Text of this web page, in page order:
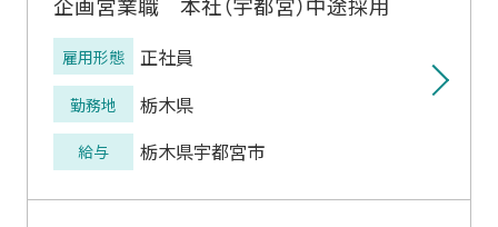
雇用形態 正社員
勤務地 栃木県
給与 栃木県宇都宮市